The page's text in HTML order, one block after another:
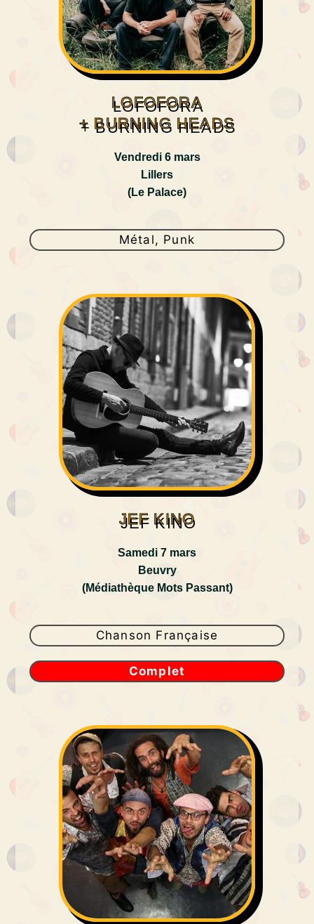
LOFOFORA
+ BURNING HEADS
Vendredi 6 mars
Lillers
(Le Palace)
Métal, Punk
JEF KINO
Samedi 7 mars
Beuvry
(Médiathèque Mots Passant)
Chanson Française
Complet